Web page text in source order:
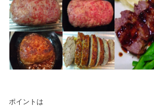
ポイントは